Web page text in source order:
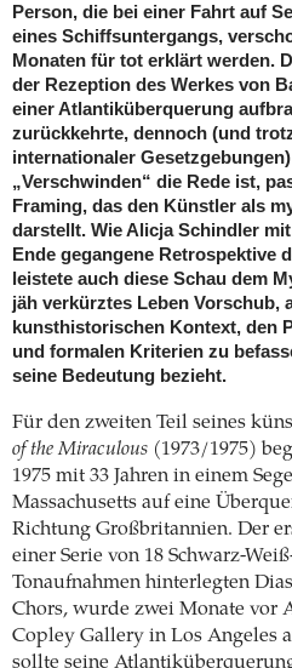
Person, die bei einer Fahrt auf
eines Schiffsuntergangs,
Monaten für tot erklärt werden.
der Rezeption des Werkes von
einer Atlantiküberquerung
zurückkehrte, dennoch (und
internationaler
„Verschwinden“ die Rede ist,
Framing, das den Künstler als
darstellt. Wie Alicja Schindler
Ende gegangene Retrospektive
leistete auch diese Schau dem
jäh verkürztes Leben Vorschub,
kunsthistorischen Kontext, den
und formalen Kriterien zu
seine Bedeutung bezieht.
Für den zweiten Teil seines
of the Miraculous (1973/1975)
1975 mit 33 Jahren in einem
Massachusetts auf eine
Richtung Großbritannien. Der
einer Serie von 18 Schwarz-
Tonaufnahmen hinterlegten
Chors, wurde zwei Monate vor
Copley Gallery in Los Angeles
sollte seine